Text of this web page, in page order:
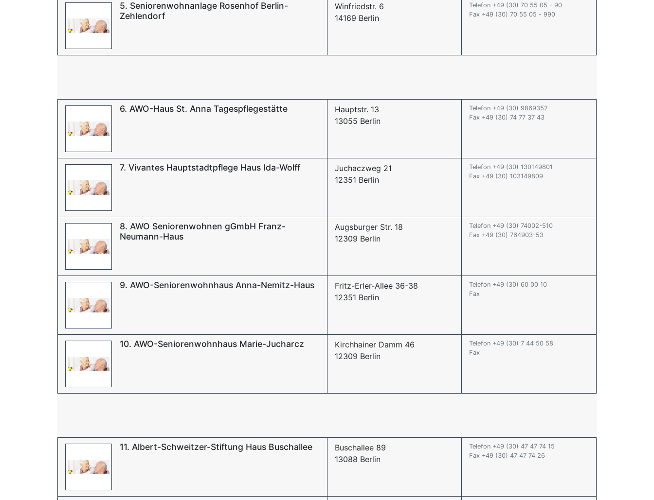
5. Seniorenwohnanlage Rosenhof Berlin-
Zehlendorf
Winfriedstr. 6
14169 Berlin
Telefon +49 (30) 70 55 05 - 90
Fax +49 (30) 70 55 05 - 990
6. AWO-Haus St. Anna Tagespflegestätte
Hauptstr. 13
13055 Berlin
Telefon +49 (30) 9869352
Fax +49 (30) 74 77 37 43
7. Vivantes Hauptstadtpflege Haus Ida-Wolff
Juchaczweg 21
12351 Berlin
Telefon +49 (30) 130149801
Fax +49 (30) 103149809
8. AWO Seniorenwohnen gGmbH Franz-
Neumann-Haus
Augsburger Str. 18
12309 Berlin
Telefon +49 (30) 74002-510
Fax +49 (30) 764903-53
9. AWO-Seniorenwohnhaus Anna-Nemitz-Haus
Fritz-Erler-Allee 36-38
12351 Berlin
Telefon +49 (30) 60 00 10
Fax
10. AWO-Seniorenwohnhaus Marie-Jucharcz
Kirchhainer Damm 46
12309 Berlin
Telefon +49 (30) 7 44 50 58
Fax
11. Albert-Schweitzer-Stiftung Haus Buschallee
Buschallee 89
13088 Berlin
Telefon +49 (30) 47 47 74 15
Fax +49 (30) 47 47 74 26